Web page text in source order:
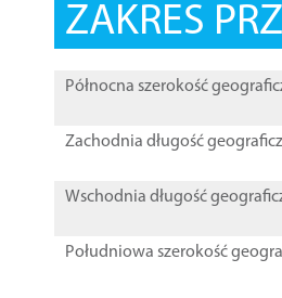
ZAKRES
Północna szerokość
Zachodnia długość
Wschodnia długość
Południowa szerokość